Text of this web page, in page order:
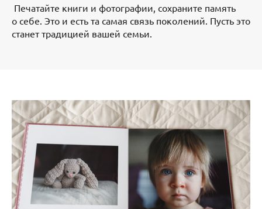
Печатайте книги и фотографии, сохраните память
о себе. Это и есть та самая связь поколений. Пусть это
станет традицией вашей семьи.